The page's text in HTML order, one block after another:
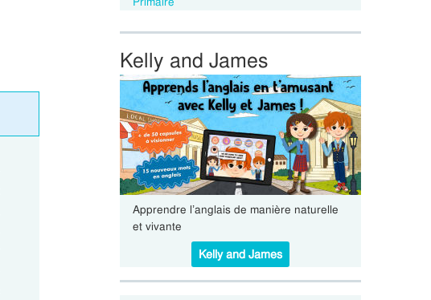
Kelly and James
Apprendre l’anglais de manière naturelle
et vivante
Kelly and James